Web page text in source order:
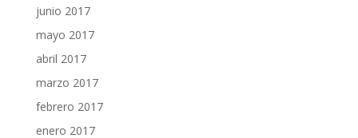
junio 2017
mayo 2017
abril 2017
marzo 2017
febrero 2017
enero 2017